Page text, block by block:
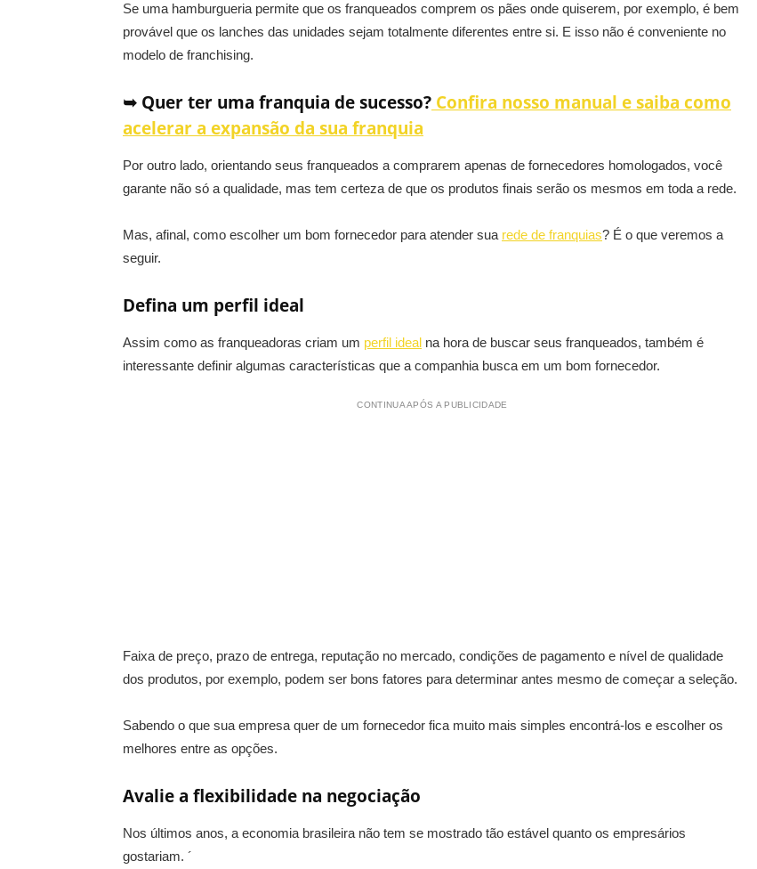
Se uma hamburgueria permite que os franqueados comprem os pães onde quiserem, por exemplo, é bem
provável que os lanches das unidades sejam totalmente diferentes entre si. E isso não é conveniente no
modelo de franchising.
➥ Quer ter uma franquia de sucesso? Confira nosso manual e saiba como
acelerar a expansão da sua franquia
Por outro lado, orientando seus franqueados a comprarem apenas de fornecedores homologados, você
garante não só a qualidade, mas tem certeza de que os produtos finais serão os mesmos em toda a rede.
Mas, afinal, como escolher um bom fornecedor para atender sua rede de franquias? É o que veremos a
seguir.
Defina um perfil ideal
Assim como as franqueadoras criam um perfil ideal na hora de buscar seus franqueados, também é
interessante definir algumas características que a companhia busca em um bom fornecedor.
CONTINUA APÓS A PUBLICIDADE
Faixa de preço, prazo de entrega, reputação no mercado, condições de pagamento e nível de qualidade
dos produtos, por exemplo, podem ser bons fatores para determinar antes mesmo de começar a seleção.
Sabendo o que sua empresa quer de um fornecedor fica muito mais simples encontrá-los e escolher os
melhores entre as opções.
Avalie a flexibilidade na negociação
Nos últimos anos, a economia brasileira não tem se mostrado tão estável quanto os empresários
gostariam. ´